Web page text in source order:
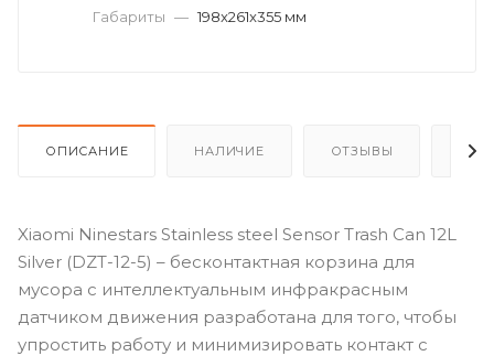
Габариты — 198x261x355 мм
ОПИСАНИЕ НАЛИЧИЕ ОТЗЫВЫ
Xiaomi Ninestars Stainless steel Sensor Trash Can 12L
Silver (DZT-12-5) – бесконтактная корзина для
мусора с интеллектуальным инфракрасным
датчиком движения разработана для того, чтобы
упростить работу и минимизировать контакт с